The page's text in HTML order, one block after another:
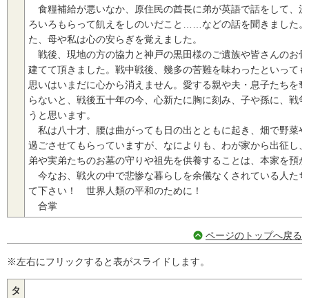
食糧補給が悪いなか、原住民の酋長に弟が英語で話をして、
ろいろもらって飢えをしのいだこと……などの話を聞きました
た、母や私は心の安らぎを覚えました。
戦後、現地の方の協力と神戸の黒田様のご遺族や皆さんのお
建てて頂きました。戦中戦後、幾多の苦難を味わったといって
思いはいまだに心から消えません。愛する親や夫・息子たちを
らないと、戦後五十年の今、心新たに胸に刻み、子や孫に、戦
うと思います。
私は八十才、腰は曲がっても日の出とともに起き、畑で野菜
過ごさせてもらっていますが、なによりも、わが家から出征し
弟や実弟たちのお墓の守りや祖先を供養することは、本家を預
今なお、戦火の中で悲惨な暮らしを余儀なくされている人た
て下さい！ 世界人類の平和のために！
合掌
ページのトップへ戻る
※左右にフリックすると表がスライドします。
タ